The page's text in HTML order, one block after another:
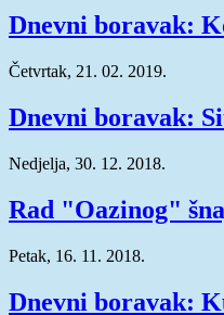
Dnevni boravak:
Četvrtak, 21. 02. 2019.
Dnevni boravak:
Nedjelja, 30. 12. 2018.
Rad "Oazinog"
Petak, 16. 11. 2018.
Dnevni boravak: